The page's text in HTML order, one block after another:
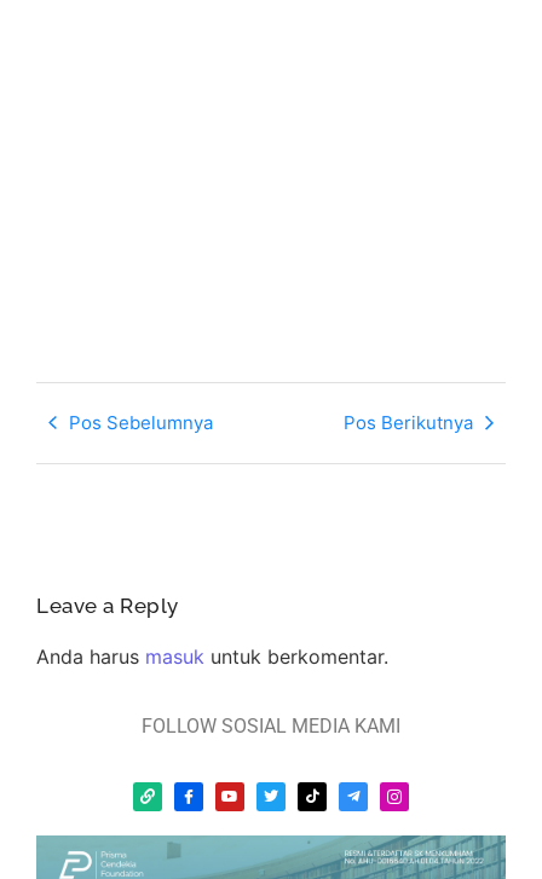
Pos Sebelumnya Pos Berikutnya
Leave a Reply
Anda harus masuk untuk berkomentar.
FOLLOW SOSIAL MEDIA KAMI